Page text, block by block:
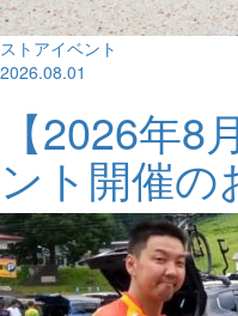
ストアイベント
2026.08.01
【2026年
ント開催の